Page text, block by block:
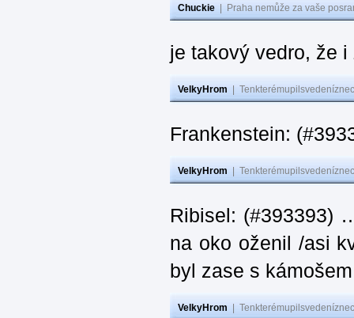
Chuckie Praha nemůže za vaše
je takový vedro, že
VelkyHrom
Frankenstein:
VelkyHrom
Ribisel: (#393393)
na oko oženil /asi
byl zase s
VelkyHrom